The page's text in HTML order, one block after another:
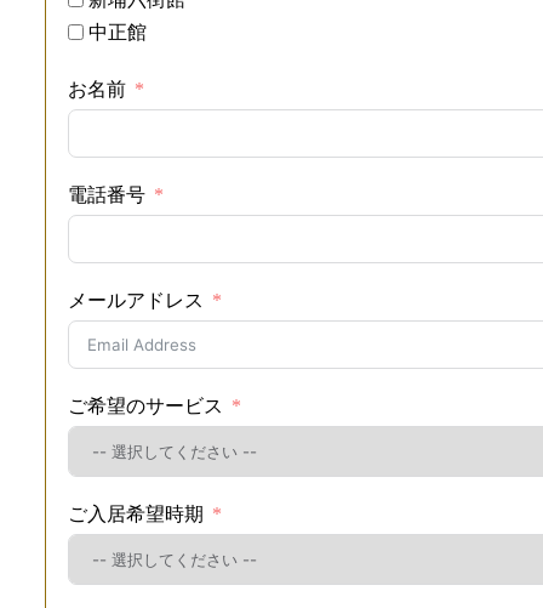
中正館
お名前
電話番号
メールアドレス
ご希望のサービス
ご入居希望時期